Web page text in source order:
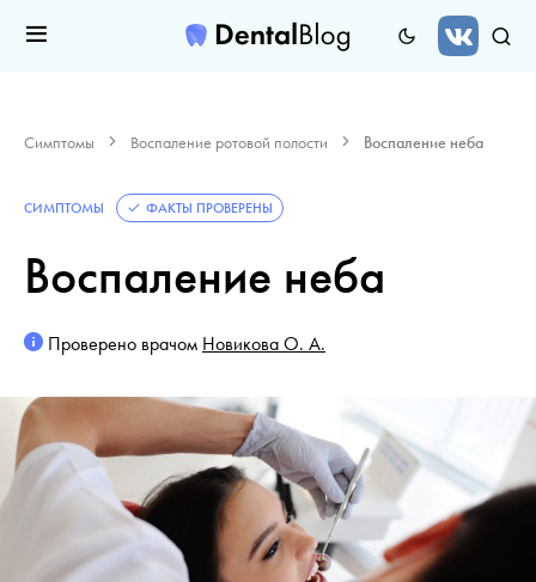
Симптомы Воспаление ротовой полости Воспаление неба
СИМПТОМЫ ФАКТЫ ПРОВЕРЕНЫ
Воспаление неба
Проверено врачом Новикова О. А.